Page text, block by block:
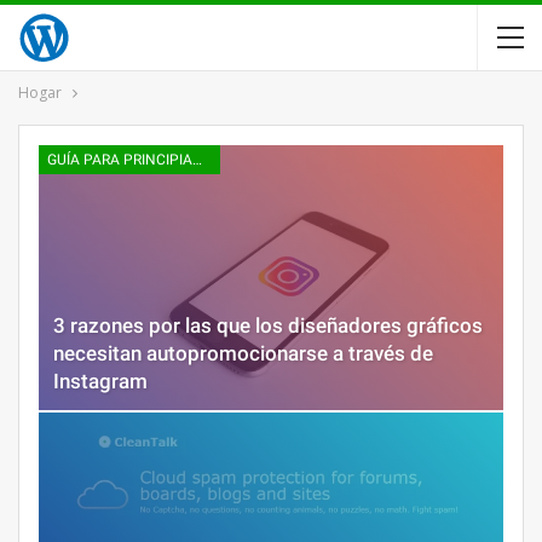
Hogar
GUÍA PARA PRINCIPIANTES
3 razones por las que los diseñadores gráficos
necesitan autopromocionarse a través de
Instagram